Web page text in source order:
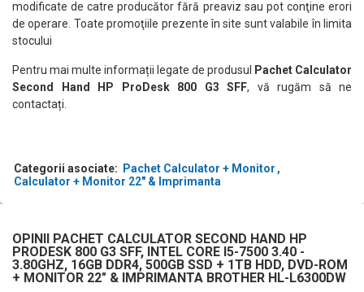
modificate de catre producător fără preaviz sau pot conţine erori
de operare. Toate promoţiile prezente în site sunt valabile în limita
stocului
Pentru mai multe informații legate de produsul Pachet Calculator
Second Hand HP ProDesk 800 G3 SFF, vă rugăm să ne
contactați.
Categorii asociate: Pachet Calculator + Monitor
Calculator + Monitor 22" & Imprimanta
OPINII PACHET CALCULATOR SECOND HAND HP
PRODESK 800 G3 SFF, INTEL CORE I5-7500 3.40 -
3.80GHZ, 16GB DDR4, 500GB SSD + 1TB HDD, DVD-ROM
+ MONITOR 22" & IMPRIMANTA BROTHER HL-L6300DW